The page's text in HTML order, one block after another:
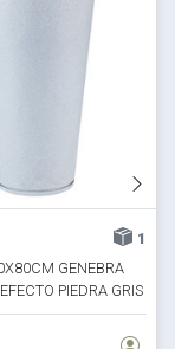
1
GENEBRA
PIEDRA GRIS